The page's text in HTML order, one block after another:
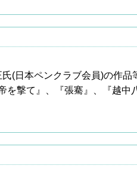
(日本ペンクラブ会員)の作品
撃て』、『張騫』、『越中